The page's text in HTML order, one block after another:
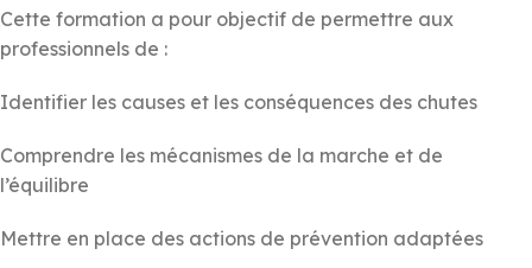
Cette formation a pour objectif de permettre aux
professionnels de :
Identifier les causes et les conséquences des chutes
Comprendre les mécanismes de la marche et de
l’équilibre
Mettre en place des actions de prévention adaptées